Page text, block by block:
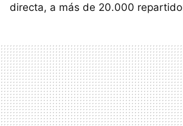
directa, a más de 20.000